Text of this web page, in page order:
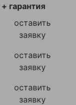
гарантия
оставить
заявку
оставить
заявку
оставить
заявку